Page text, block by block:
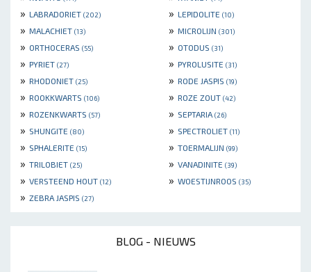
» LABRADORIET (202) » LEPIDOLITE (10)
» MALACHIET (13) » MICROLIJN (301)
» ORTHOCERAS (55) » OTODUS (31)
» PYRIET (27) » PYROLUSITE (31)
» RHODONIET (25) » RODE JASPIS (19)
» ROOKKWARTS (106) » ROZE ZOUT (42)
» ROZENKWARTS (57) » SEPTARIA (26)
» SHUNGITE (80) » SPECTROLIET (11)
» SPHALERITE (15) » TOERMALIJN (99)
» TRILOBIET (25) » VANADINITE (39)
» VERSTEEND HOUT (12) » WOESTIJNROOS (35)
» ZEBRA JASPIS (27)
BLOG - NIEUWS